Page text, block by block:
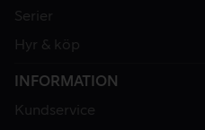
Serier
Hyr & köp
INFORMATION
Kundservice